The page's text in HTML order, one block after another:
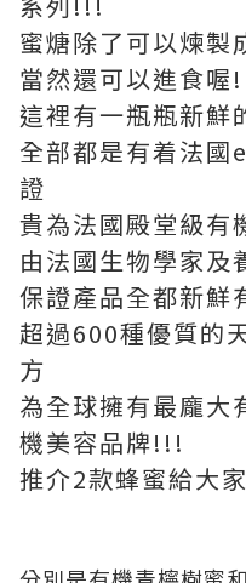
蜜煻除了可以煉製
當然還可以進食喔
這裡有一瓶瓶新
全部都是有着法國
證
貴為法國殿堂級
由法國生物學家及
保證產品全都新
超過600種優質的
方
為全球擁有最龐大
機美容品牌!!!
推介2款蜂蜜給大